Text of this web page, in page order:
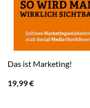
Das ist Marketing!
19,99€